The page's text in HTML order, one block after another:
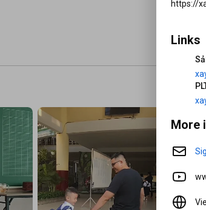
https://
https://
Links
More